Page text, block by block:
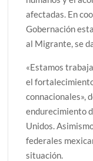
afectadas. En
Gobernación
al Migrante, se
«Estamos
el
connacionales»,
endurecimiento
Unidos.
federales
situación.